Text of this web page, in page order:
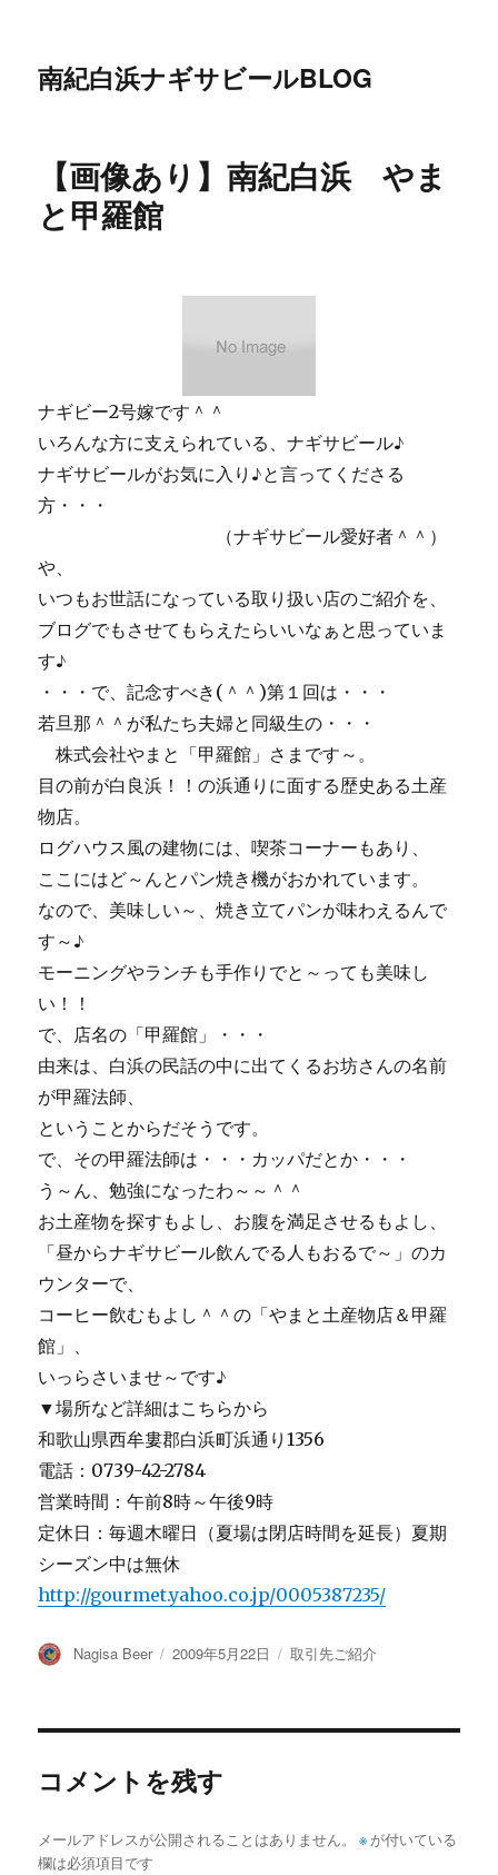
南紀白浜ナギサビールBLOG
【画像あり】南紀白浜 やま
と甲羅館
ナギビー2号嫁です＾＾
いろんな方に支えられている、ナギサビール♪
ナギサビールがお気に入り♪と言ってくださる
方・・・
（ナギサビール愛好者＾＾）
や、
いつもお世話になっている取り扱い店のご紹介を、
ブログでもさせてもらえたらいいなぁと思っていま
す♪
・・・で、記念すべき(＾＾)第１回は・・・
若旦那＾＾が私たち夫婦と同級生の・・・
株式会社やまと「甲羅館」さまです～。
目の前が白良浜！！の浜通りに面する歴史ある土産
物店。
ログハウス風の建物には、喫茶コーナーもあり、
ここにはど～んとパン焼き機がおかれています。
なので、美味しい～、焼き立てパンが味わえるんで
す～♪
モーニングやランチも手作りでと～っても美味し
い！！
で、店名の「甲羅館」・・・
由来は、白浜の民話の中に出てくるお坊さんの名前
が甲羅法師、
ということからだそうです。
で、その甲羅法師は・・・カッパだとか・・・
う～ん、勉強になったわ～～＾＾
お土産物を探すもよし、お腹を満足させるもよし、
「昼からナギサビール飲んでる人もおるで～」のカ
ウンターで、
コーヒー飲むもよし＾＾の「やまと土産物店＆甲羅
館」、
いっらさいませ～です♪
▼場所など詳細はこちらから
和歌山県西牟婁郡白浜町浜通り1356
電話：0739-42-2784
営業時間：午前8時～午後9時
定休日：毎週木曜日（夏場は閉店時間を延長）夏期
シーズン中は無休
http://gourmet.yahoo.co.jp/0005387235/
投
Nagisa Beer
投
2009年5月22日
カ
取引先ご紹介
コメントを残す
メールアドレスが公開されることはありません。 ※ が付いている
欄は必須項目です